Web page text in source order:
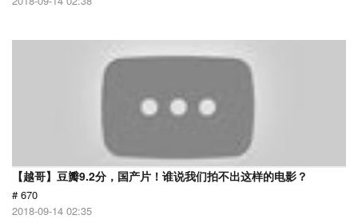
【越哥】豆瓣9.2分，国产片！谁说我们拍不出这样的电影？
# 670
2018-09-14 02:35